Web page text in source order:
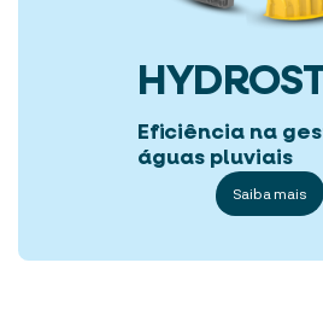
Eficiência na
águas pluviais
Saiba mais